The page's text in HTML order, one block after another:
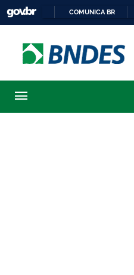
COMUNICA BR